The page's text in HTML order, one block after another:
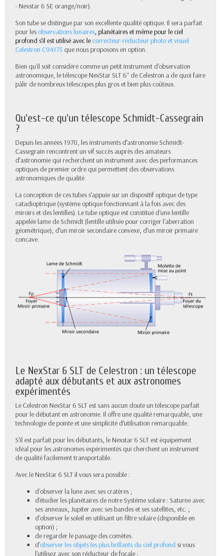
- Nexstar 6 SE orange/noir).
Son tube se distingue par son excellente qualité optique. Il sera parfait
pour les observations lunaires, planétaires et même pour le ciel
profond s’il est utilisé avec le correcteur-réducteur photo et visuel
Celestron C94175 que nous proposons en option.
Bien qu'il soit considéré comme un petit instrument d'observation
astronomique, le télescope NexStar SLT 6" de Celestron a de quoi faire
pâlir de nombreux télescopes plus gros et bien plus coûteux.
Qu'est-ce qu'un télescope Schmidt-Cassegrain
?
Depuis les années 1970, les instruments d’astronomie Schmidt-
Cassegrain rencontrent un vif succès auprès des amateurs
d’astronomie qui recherchent un instrument avec des performances
optiques de premier ordre qui permettent des observations
astronomiques de qualité.
La conception de ces tubes s’appuie sur un dispositif optique de type
catadioptrique (système optique fonctionnant à la fois avec des
miroirs et des lentilles). Le tube optique est constitué d'une lentille
appelée lame de Schmidt (lentille utilisée pour corriger l'aberration
géométrique), d’un miroir secondaire convexe, d’un miroir primaire
concave.
Le NexStar 6 SLT de Celestron : un télescope
adapté aux débutants et aux astronomes
expérimentés
Le Celestron NexStar 6 SLT est sans aucun doute un télescope parfait
pour le débutant en astronomie. Il offre une qualité remarquable, une
technologie de pointe et une simplicité d’utilisation remarquable.
S’il est parfait pour les débutants, le Nexstar 6 SLT est équipement
idéal pour les astronomes expérimentés qui cherchent un instrument
de qualité facilement transportable.
Avec le NexStar 6 SLT il vous sera possible :
d'observer la lune avec ses cratères ;
d'étudier les planétaires de notre Système solaire : Saturne avec
ses anneaux, Jupiter avec ses bandes et ses satellites, etc. ;
d'observer le soleil en utilisant un filtre solaire (disponible en
option) ;
de regarder le passage des comètes.
d'observer les objets les plus brillants du ciel profond si vous
l'utilisez avec son réducteur de focale ;